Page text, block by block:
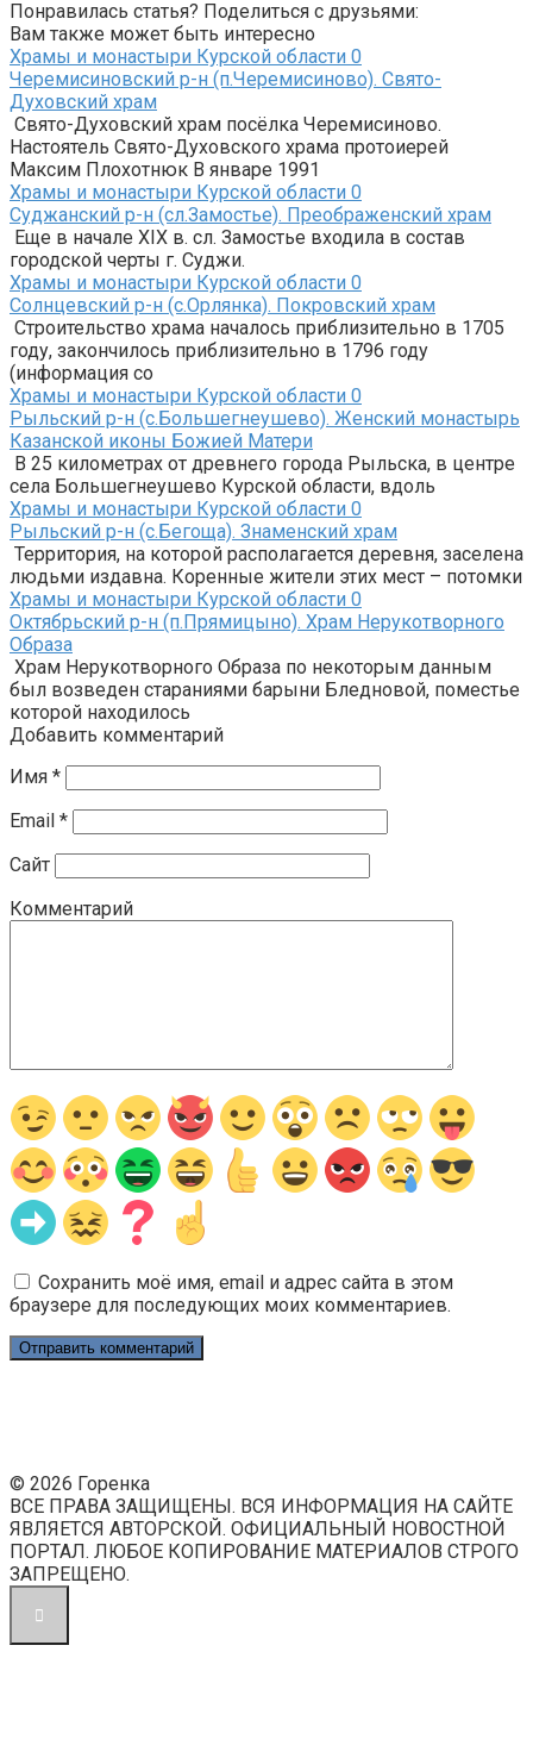
Понравилась статья? Поделиться с друзьями:
Вам также может быть интересно
Храмы и монастыри Курской области 0
Черемисиновский р-н (п.Черемисиново). Свято-
Духовский храм
Свято-Духовский храм посёлка Черемисиново.
Настоятель Свято-Духовского храма протоиерей
Максим Плохотнюк В январе 1991
Храмы и монастыри Курской области 0
Суджанский р-н (сл.Замостье). Преображенский храм
Еще в начале ХIХ в. сл. Замостье входила в состав
городской черты г. Суджи.
Храмы и монастыри Курской области 0
Солнцевский р-н (с.Орлянка). Покровский храм
Строительство храма началось приблизительно в 1705
году, закончилось приблизительно в 1796 году
(информация со
Храмы и монастыри Курской области 0
Рыльский р-н (с.Большегнеушево). Женский монастырь
Казанской иконы Божией Матери
В 25 километрах от древнего города Рыльска, в центре
села Большегнеушево Курской области, вдоль
Храмы и монастыри Курской области 0
Рыльский р-н (с.Бегоща). Знаменский храм
Территория, на которой располагается деревня, заселена
людьми издавна. Коренные жители этих мест – потомки
Храмы и монастыри Курской области 0
Октябрьский р-н (п.Прямицыно). Храм Нерукотворного
Образа
Храм Нерукотворного Образа по некоторым данным
был возведен стараниями барыни Бледновой, поместье
которой находилось
Добавить комментарий
Имя *
Email *
Сайт
Комментарий
Сохранить моё имя, email и адрес сайта в этом
браузере для последующих моих комментариев.
© 2026 Горенка
ВСЕ ПРАВА ЗАЩИЩЕНЫ. ВСЯ ИНФОРМАЦИЯ НА САЙТЕ
ЯВЛЯЕТСЯ АВТОРСКОЙ. ОФИЦИАЛЬНЫЙ НОВОСТНОЙ
ПОРТАЛ. ЛЮБОЕ КОПИРОВАНИЕ МАТЕРИАЛОВ СТРОГО
ЗАПРЕЩЕНО.